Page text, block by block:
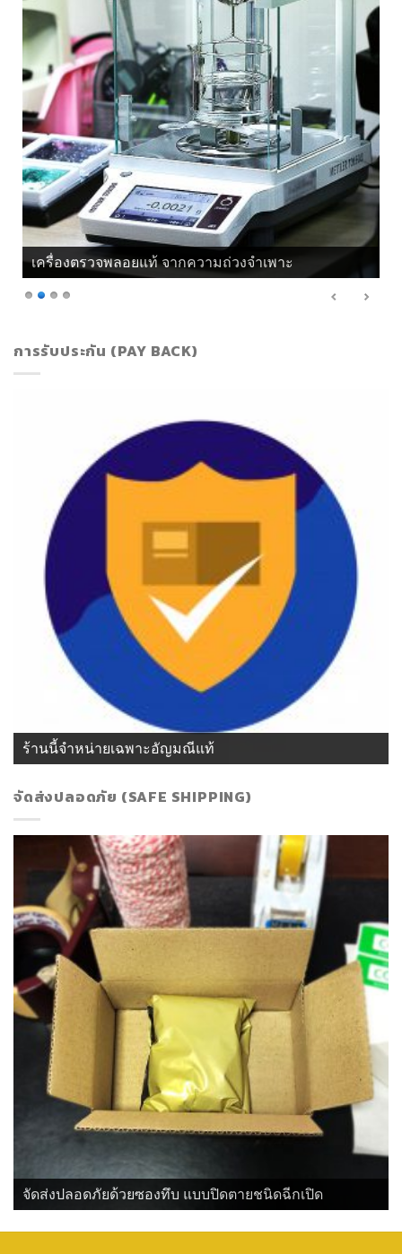
เครื่องตรวจพลอยแท้ จากแสงโพลาไรซ์
การรับประกัน (PAY BACK)
ร้านนี้จำหน่ายเฉพาะอัญมณีแท้
จัดส่งปลอดภัย (SAFE SHIPPING)
จัดส่งปลอดภัยด้วยซองทึบ แบบปิดตายชนิดฉีกเปิด